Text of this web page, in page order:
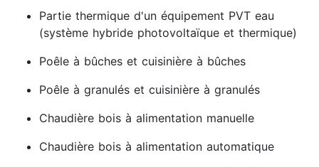
Partie thermique d'un équipement PVT eau
(système hybride photovoltaïque et thermique)
Poêle à bûches et cuisinière à bûches
Poêle à granulés et cuisinière à granulés
Chaudière bois à alimentation manuelle
Chaudière bois à alimentation automatique